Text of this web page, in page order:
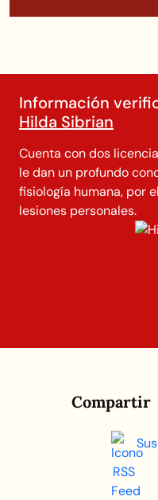
Información
Hilda Sibrian
Cuenta con dos
le dan un profundo
fisiología humana, por
lesiones personales.
Compartir